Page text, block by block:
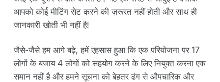
आपको कोई मीटिंग सेट करने की ज़रूरत नहीं होती और साथ ही
जानकारी खोती भी नहीं है!
जैसे-जैसे हम आगे बढ़े, हमें एहसास हुआ कि एक परियोजना पर 17
लोगों के बजाय 4 लोगों को सहयोग करने के लिए नियुक्त करना एक
समान नहीं है और हमने सूचना को बेहतर ढंग से औपचारिक और